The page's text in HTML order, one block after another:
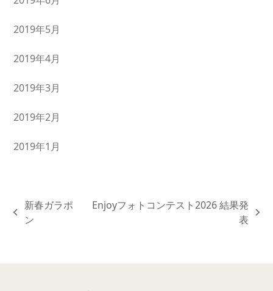
2019年5月
2019年4月
2019年3月
2019年2月
2019年1月
previous
新春ガラポ
ン
Enjoyフォトコンテスト2026 結果発
表